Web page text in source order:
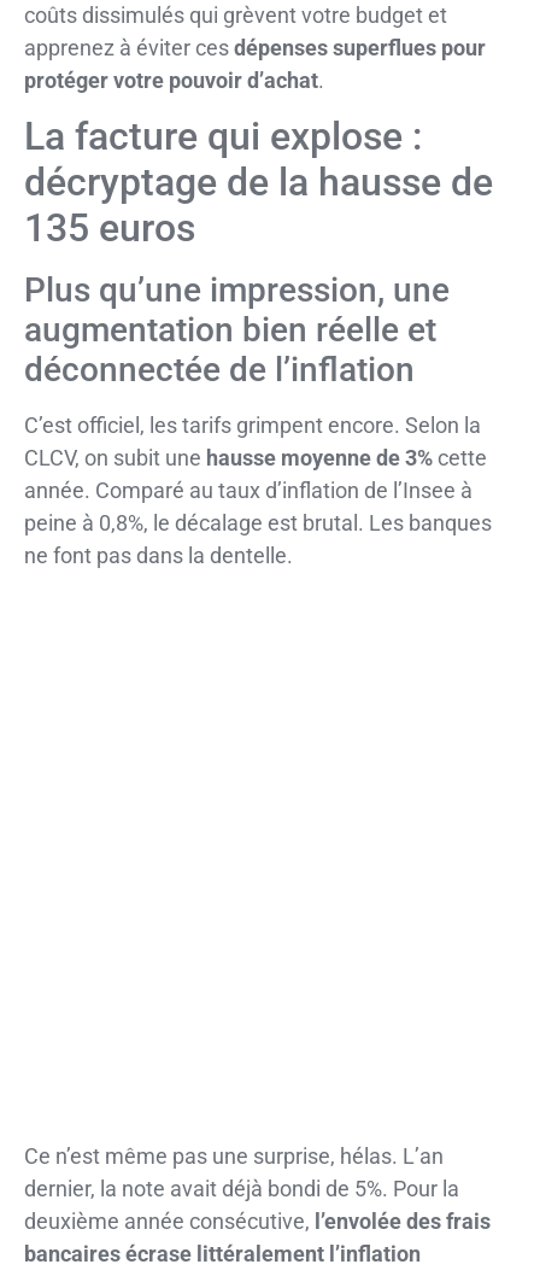
coûts dissimulés qui grèvent votre budget et
apprenez à éviter cesdépenses superflues pour
protéger votre pouvoir d’achat.
La facture qui explose :
décryptage de la hausse de
135 euros
Plus qu’une impression, une
augmentation bien réelle et
déconnectée de l’inflation
C’est officiel, les tarifs grimpent encore. Selon la
CLCV, on subit une hausse moyenne de 3%cette
année. Comparé au taux d’inflation de l’Insee à
peine à 0,8%, le décalage est brutal. Les banques
ne font pas dans la dentelle.
Ce n’est même pas une surprise, hélas. L’an
dernier, la note avait déjà bondi de 5%. Pour la
deuxième année consécutive, l’envolée des frais
bancaires écrase littéralement l’inflation